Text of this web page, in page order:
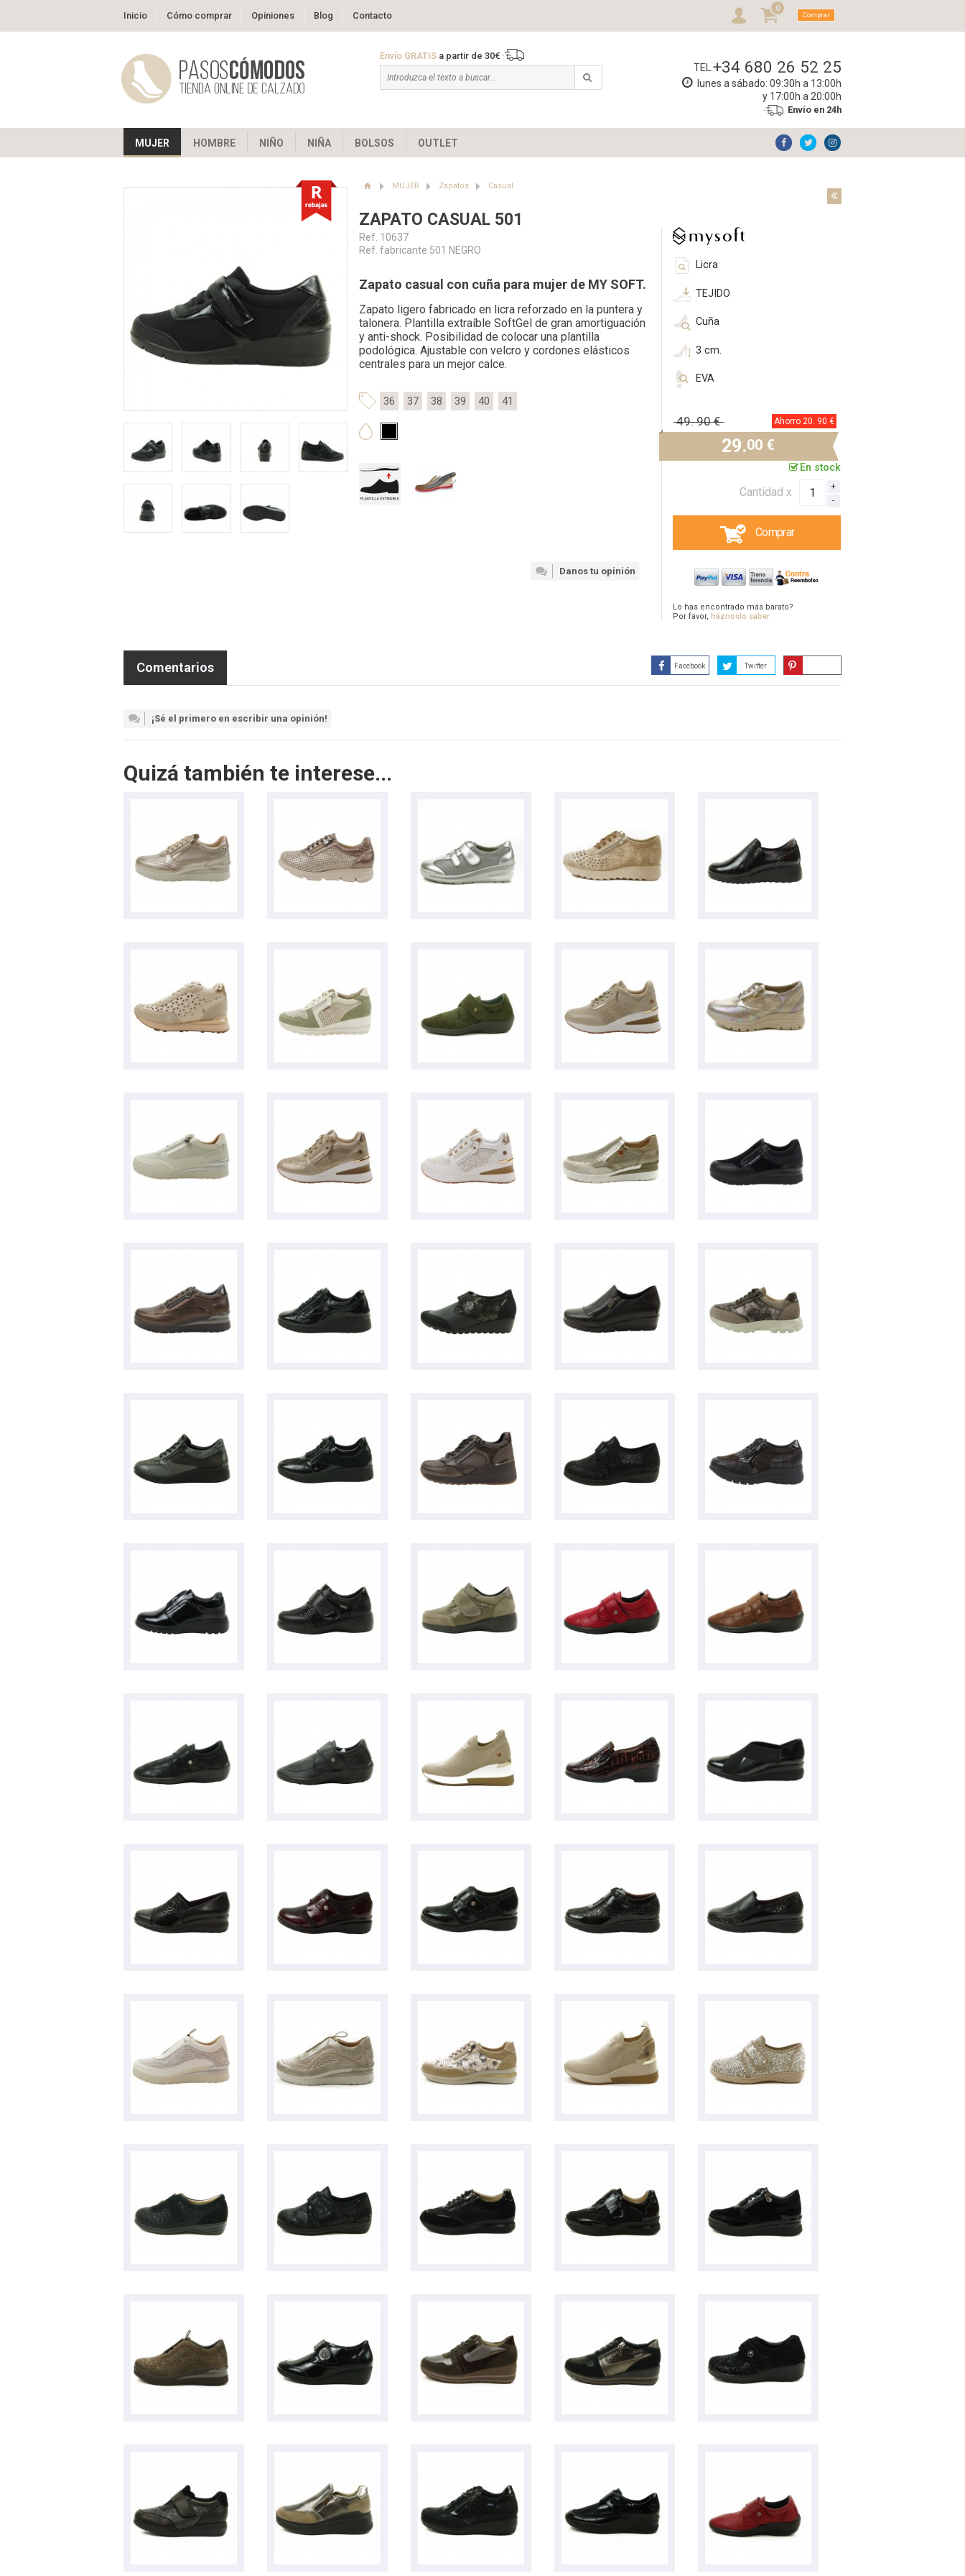
Inicio Cómo comprar Opiniones Blog Contacto
0
Comprar
Envío GRATISa partir de 30€
TEL.+34 680 26 52 25
lunes a sábado: 09:30h a 13:00h
y 17:00h a 20:00h
Envío en 24h
MUJER HOMBRE NIÑO NIÑA BOLSOS OUTLET
MUJER Zapatos Casual
ZAPATO CASUAL 501
Ref. 10637
Ref. fabricante 501 NEGRO
Zapato casual con cuña para mujer de MY SOFT.
Zapato ligero fabricado en licra reforzado en la puntera y
talonera. Plantilla extraíble SoftGel de gran amortiguación
y anti-shock. Posibilidad de colocar una plantilla
podológica. Ajustable con velcro y cordones elásticos
centrales para un mejor calce.
36 37 38 39 40 41
Danos tu opinión
Licra
TEJIDO
Cuña
3 cm.
EVA
49.90 € Ahorro 20. 90 €
29.00 €
En stock
Cantidad x
Comprar
Lo has encontrado más barato?
Por favor, háznoslo saber
Facebook Twitter
Comentarios
¡Sé el primero en escribir una opinión!
Quizá también te interese...